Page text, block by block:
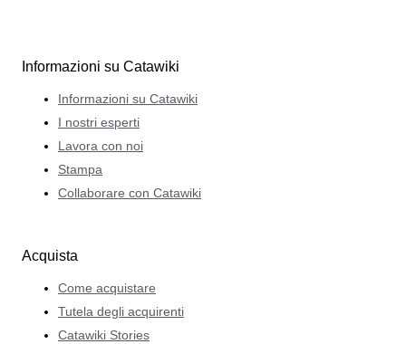
Informazioni su Catawiki
Informazioni su Catawiki
I nostri esperti
Lavora con noi
Stampa
Collaborare con Catawiki
Acquista
Come acquistare
Tutela degli acquirenti
Catawiki Stories